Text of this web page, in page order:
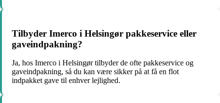
Tilbyder Imerco i Helsingør pakkeservice eller
gaveindpakning?
Ja, hos Imerco i Helsingør tilbyder de ofte pakkeservice og
gaveindpakning, så du kan være sikker på at få en flot
indpakket gave til enhver lejlighed.